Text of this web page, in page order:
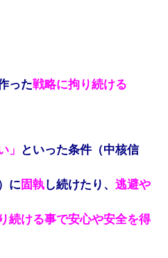
った戦略に拘り続ける
」
といった条件（中核信
に 固執し続けたり、 逃避や
続ける事で安心や安全を得